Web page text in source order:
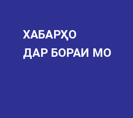
ХАБАРҲО
ДАР БОРАИ МО